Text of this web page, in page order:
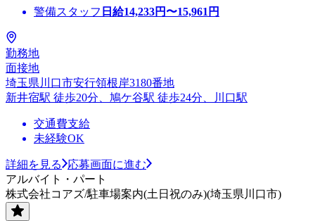
警備スタッフ 日給14,233円〜15,961 円
勤務地
面接地
埼玉県川口市安行領根岸3180番地
新井宿駅 徒歩20分、鳩ケ谷駅 徒歩24分、川口駅
交通費支給
未経験OK
詳細を見る
応募画面に進む
アルバイト・パート
株式会社コアズ/駐車場案内(土日祝のみ)(埼玉県川口市)